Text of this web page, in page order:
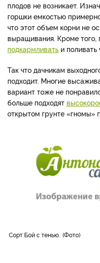
плодов не возникает.
горшки емкостью
что этот объем корни не
выращивания. Кроме того,
подкармливать и поливать
Так что дачникам
подходит. Многие
вариант тоже не
больше подходят
открытом грунте «гномы»
Сорт Бой с тенью. Фото